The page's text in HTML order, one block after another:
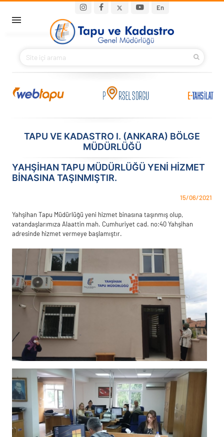
En
Main navigation
BAKANIMIZ
KURUMSAL
İLETIŞIM
TAPU VE KADASTRO I. (ANKARA) BÖLGE
MÜDÜRLÜĞÜ
YAHŞIHAN TAPU MÜDÜRLÜĞÜ YENI HIZMET
BINASINA TAŞINMIŞTIR.
15/06/2021
Yahşihan Tapu Müdürlüğü yeni hizmet binasına taşınmış olup,
vatandaşlarımıza Alaattin mah. Cumhuriyet cad. no:40 Yahşihan
adresinde hizmet vermeye başlamıştır.